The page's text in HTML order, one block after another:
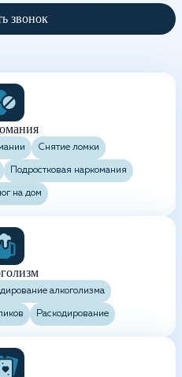
звонок
Снятие ломки
Подростковая наркомания
на дом
алкоголизма
Раскодирование